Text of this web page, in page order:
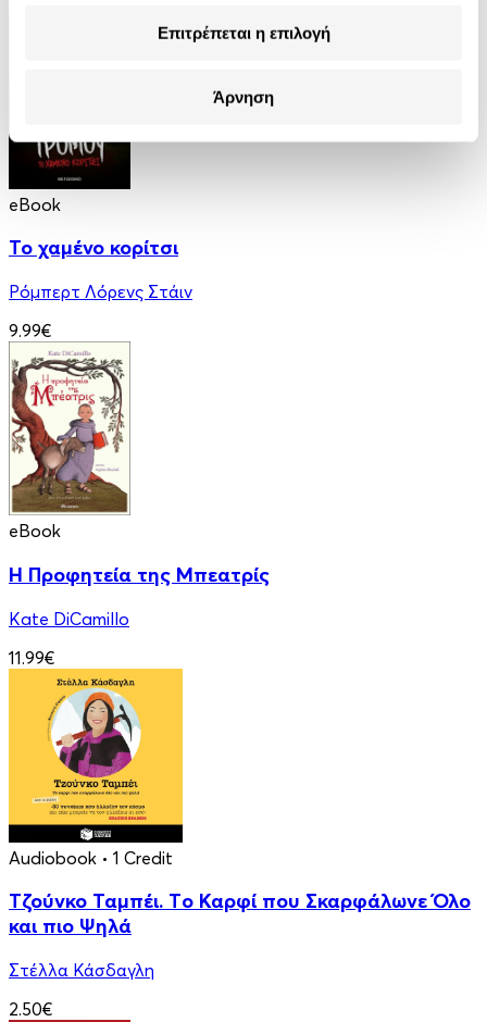
Επιτρέπεται η επιλογή
Άρνηση
eBook
Το χαμένο κορίτσι
Ρόμπερτ Λόρενς Στάιν
9.99€
eBook
Η Προφητεία της Μπεατρίς
Kate DiCamillo
11.99€
Audiobook • 1 Credit
Τζούνκο Ταμπέι. Tο Καρφί που Σκαρφάλωνε Όλο
και πιο Ψηλά
Στέλλα Κάσδαγλη
2.50€